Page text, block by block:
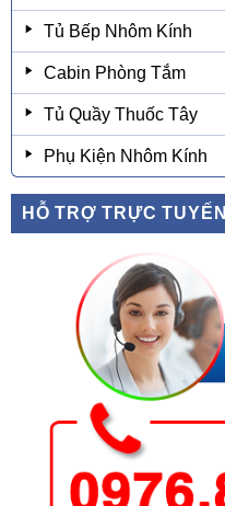
Tủ Bếp Nhôm Kính
Cabin Phòng Tắm
Tủ Quầy Thuốc Tây
Phụ Kiện Nhôm Kính
HỖ TRỢ TRỰC TUYẾN